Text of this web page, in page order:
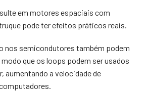
em motores espaciais com
pode ter efeitos práticos reais.
nos semicondutores também podem
que os loops podem ser usados
aumentando a velocidade de